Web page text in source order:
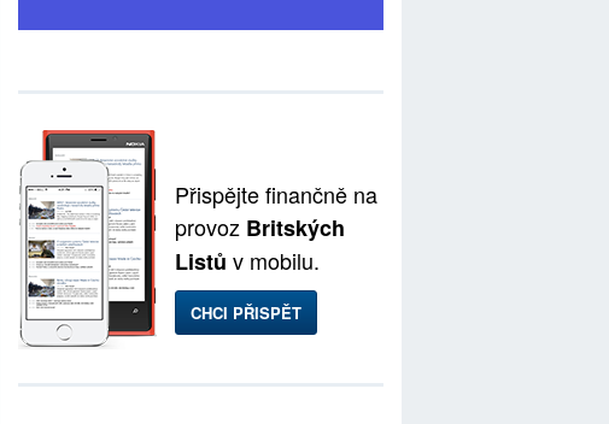
Přispějte finančně na
provoz Britských
Listů v mobilu.
CHCI PŘISPĚT